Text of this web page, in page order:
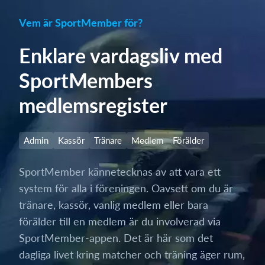
Vem är SportMember för?
Enklare vardagsliv med
SportMembers
medlemsregister
Admin Kassör Tränare Medlem Förälder
SportMember kännetecknas av att vara ett
system för alla i föreningen. Oavsett om du är
tränare, kassör, vanlig medlem eller bara
förälder till en medlem är du involverad via
SportMember-appen. Det är här som det
dagliga livet kring matcher och träning äger rum,